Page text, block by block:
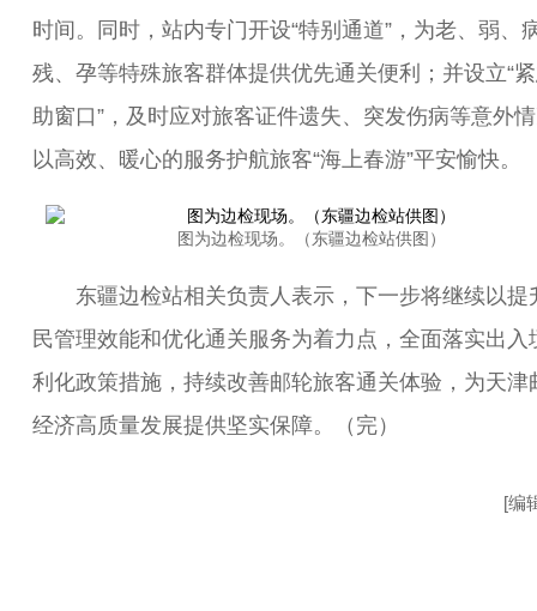
时间。同时，站内专门开设“特别通道”，为老、弱、
残、孕等特殊旅客群体提供优先通关便利；并设立“
助窗口”，及时应对旅客证件遗失、突发伤病等意外
以高效、暖心的服务护航旅客“海上春游”平安愉快。
图为边检现场。（东疆边检站供图）
东疆边检站相关负责人表示，下一步将继续以提
民管理效能和优化通关服务为着力点，全面落实出入
利化政策措施，持续改善邮轮旅客通关体验，为天津
经济高质量发展提供坚实保障。（完）
[编